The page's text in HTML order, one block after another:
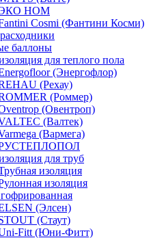
НОМ
Cosmi (Фантини Косми)
баллоны
для теплого пола
(Энергофлор)
(Рехау)
(Роммер)
(Овентроп)
(Валтек)
(Вармега)
для труб
изоляция
изоляция
(Элсен)
(Стаут)
Fitt (Юни-Фитт)